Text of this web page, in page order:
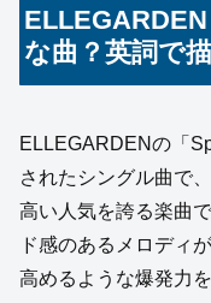
な曲？英詞で
ELLEGARDENの「
されたシングル曲で
高い人気を誇る楽曲
ド感のあるメロディ
高めるような爆発力